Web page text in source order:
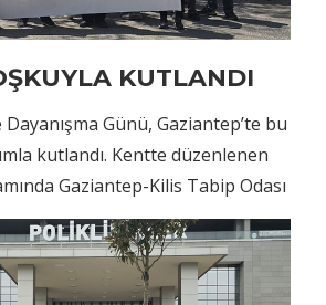
KUTLANDI
Dayanışma Günü, Gaziantep’te bu
kutlandı. Kentte düzenlenen
Gaziantep-Kilis Tabip Odası